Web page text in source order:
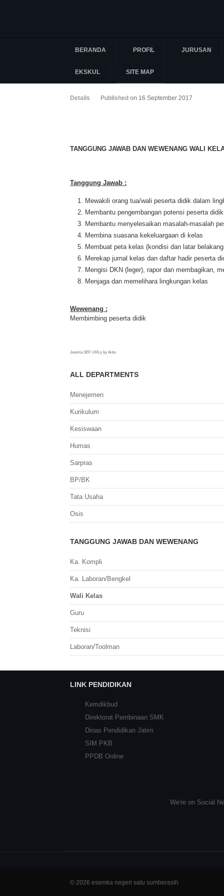
BERANDA PROFIL JURUSAN
EKSKUL SITE MAP
Details Published on 16 September 2017
TANGGUNG JAWAB DAN WEWENANG WALI
Tanggung Jawab :
Mewakili orang tua/wali peserta didik dalam
Membantu pengembangan potensi peserta didik
Membantu menyelesaikan masalah-masalah
Membina suasana kekeluargaan di kelas
Membuat peta kelas (kondisi dan latar
Merekap jurnal kelas dan daftar hadir peserta
Mengisi DKN (leger), rapor dan membagikan,
Menjaga dan memelihara lingkungan kelas
Wewenang :
Membimbing peserta didik
Joomla SEF URLs by Artio
ALL DEPARTMENTS
Menejemen
Kurikulum
Kesiswaan
Humas
Sarpras
BP/BK
Tata Usaha
Osis
TANGGUNG JAWAB DAN WEWENANG
Ka. Kompli
Ka. Laboran/Bengkel
Wali Kelas
Guru
Teknisi
Laboran/Toolman
LINK PENDIDIKAN
Kemdikbud
Direktorat Pembinaan SMK
Dinas Pendidikan Jatim
SIM PKB
PPDB Online
We're on Social
© 2026 esemka negeri satu sumberasih